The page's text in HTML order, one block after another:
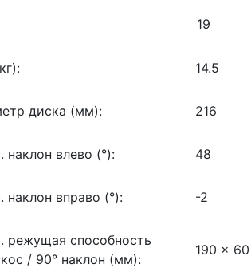
14.5
диска (мм): 216
наклон влево (°): 48
наклон вправо (°): -2
режущая способность
/ 90° наклон (мм):
190 x 60